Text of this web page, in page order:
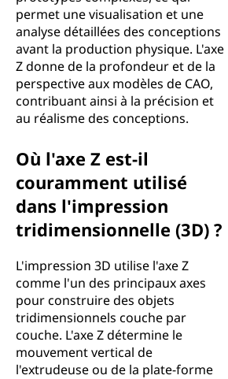
permet une visualisation et une
analyse détaillées des conceptions
avant la production physique. L'axe
Z donne de la profondeur et de la
perspective aux modèles de CAO,
contribuant ainsi à la précision et
au réalisme des conceptions.
Où l'axe Z est-il
couramment utilisé
dans l'impression
tridimensionnelle (3D) ?
L'impression 3D utilise l'axe Z
comme l'un des principaux axes
pour construire des objets
tridimensionnels couche par
couche. L'axe Z détermine le
mouvement vertical de
l'extrudeuse ou de la plate-forme